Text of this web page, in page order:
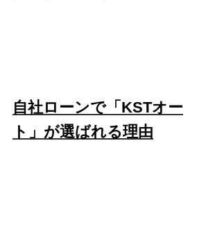
自社ローンで「KSTオー
ト」が選ばれる理由